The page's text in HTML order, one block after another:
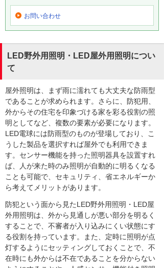
お問い合わせ
LED野外用照明・LED屋外用照明につい
て
屋外照明は、まず雨に濡れても大丈夫な防雨型
であることが求められます。さらに、防犯用、
外からその住宅を印象づける家を彩る役割の照
明としてなど、複数の要素が必要になります。
LED電球には防雨型のものが登場しており、こ
うした製品を選択すれば屋外でも利用できま
す。センサー機能を持った照明器具を設置すれ
ば、人が来た時のみ照明が自動的に明るくなる
ことも可能で、セキュリティ、省エネルギーか
ら考えてメリットがあります。
防犯という面から見たLED野外用照明・LED屋
外用照明は、外から見通しが悪い部分を明るく
することで、不審者が入り込みにくい状態にす
る役割を持っています。また、定時に照明が点
灯するようにセッティングしておくことで、不
在時にも外からは不在であることを分からない